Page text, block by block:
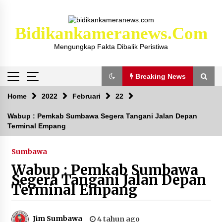
Bidikankameranews.com
Mengungkap Fakta Dibalik Peristiwa
Breaking News
Breaking News
Kejaksaan KSB Mulai Lidik Mafia Tanah Desa
Sekongkang Bawah
2 tahun ago
Laporan Dugaan Pencabulan di Desa Sepayung
Kec. Plampang, Polres Sumbawa Pastikan
Proses Penyelidikan Berjalan Maksimal
Home 2022 Februari 22
Wabup : Pemkab Sumbawa Segera Tangani Jalan Depan
Terminal Empang
Sumbawa
Wabup : Pemkab Sumbawa
Segera Tangani Jalan Depan
Terminal Empang
Jim Sumbawa
4 tahun ago